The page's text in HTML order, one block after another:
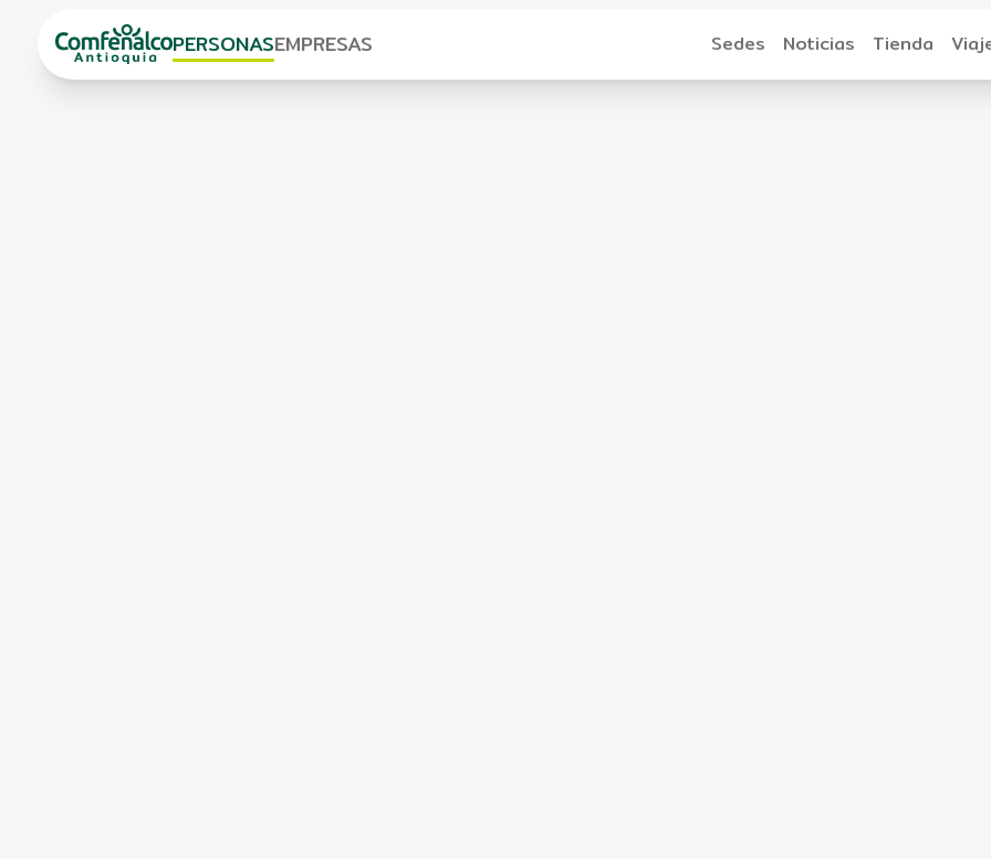
PERSONASEMPRESAS Sedes Noticias Tienda